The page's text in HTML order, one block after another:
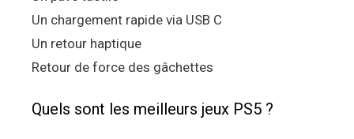
Un chargement rapide via USB C
Un retour haptique
Retour de force des gâchettes
Quels sont les meilleurs jeux PS5 ?